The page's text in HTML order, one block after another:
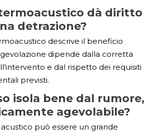
dà diritto
detrazione?
descrive il beneficio
dipende dalla corretta
e dal rispetto dei requisiti
previsti.
isola bene dal rumore,
agevolabile?
acustico può essere un grande